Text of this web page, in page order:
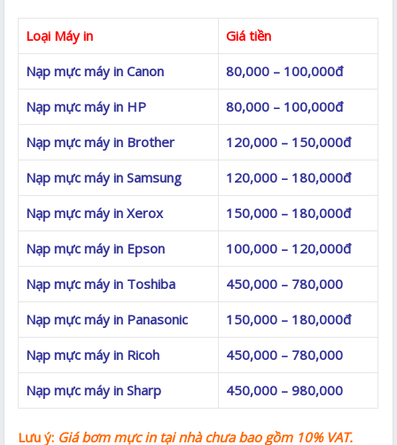
Loại Máy in
Giá tiền
Nạp mực máy in Canon
80,000 – 100,000đ
Nạp mực máy in HP
80,000 – 100,000đ
Nạp mực máy in Brother
120,000 – 150,000đ
Nạp mực máy in Samsung
120,000 – 180,000đ
Nạp mực máy in Xerox
150,000 – 180,000đ
Nạp mực máy in Epson
100,000 – 120,000đ
Nạp mực máy in Toshiba
450,000 – 780,000
Nạp mực máy in Panasonic
150,000 – 180,000đ
Nạp mực máy in Ricoh
450,000 – 780,000
Nạp mực máy in Sharp
450,000 – 980,000
Lưu ý: Giá bơm mực intại nhàchưa bao gồm 10% VAT.